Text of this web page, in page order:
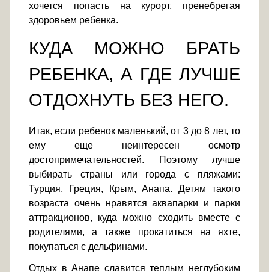
хочется попасть на курорт, пренебрегая
здоровьем ребенка.
КУДА МОЖНО БРАТЬ
РЕБЕНКА, А ГДЕ ЛУЧШЕ
ОТДОХНУТЬ БЕЗ НЕГО.
Итак, если ребенок маленький, от 3 до 8 лет, то
ему еще неинтересен осмотр
достопримечательностей. Поэтому лучше
выбирать страны или города с пляжами:
Турция, Греция, Крым, Анапа. Детям такого
возраста очень нравятся аквапарки и парки
аттракционов, куда можно сходить вместе с
родителями, а также прокатиться на яхте,
покупаться с дельфинами.
Отдых в Анапе славится теплым неглубоким